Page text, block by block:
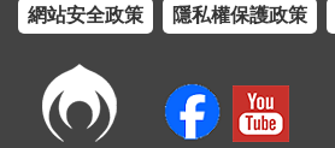
網站安全政策 隱私權保護政策